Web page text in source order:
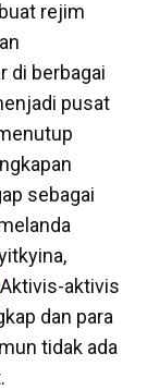
rejim
di berbagai
pusat
sebagai
Aktivis-aktivis
dan para
tidak ada